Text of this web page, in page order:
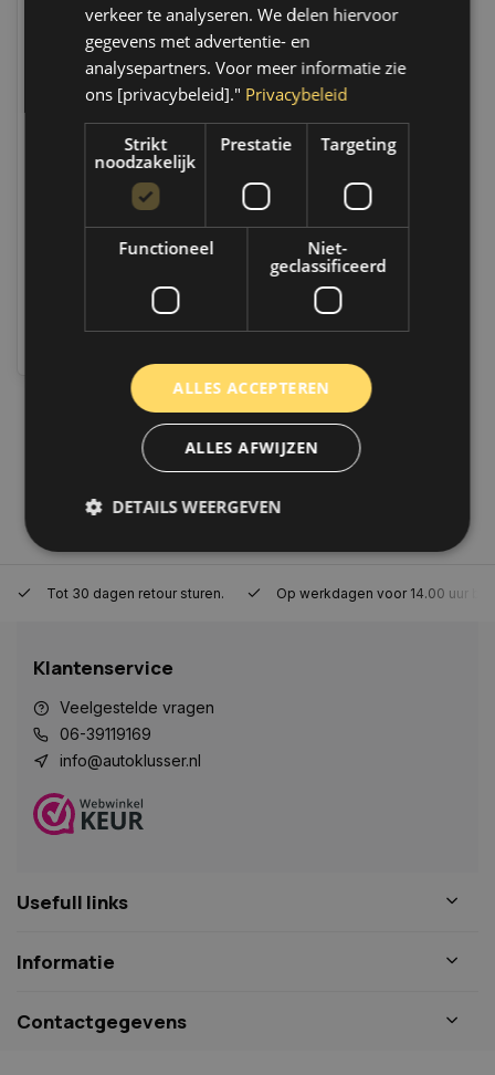
C5 Premium Synthetisch
| 60 Liter | 05060C5
Indien voorradig, verzending
binnen 2 a 3 werkdagen.
Boven de 50,- gratis
Tot 30 dagen retour sturen. Op werkdagen voor 14.00 uur
Klantenservice
Veelgestelde vragen
06-39119169
info@autoklusser.nl
Usefull links
Informatie
Contactgegevens
verkeer te analyseren. We delen hiervoor
gegevens met advertentie- en
analysepartners. Voor meer informatie zie
ons [privacybeleid]." Privacybeleid
Strikt
noodzakelijk
Prestatie Targeting
Functioneel
Niet-
geclassificeerd
ALLES ACCEPTEREN
ALLES AFWIJZEN
DETAILS WEERGEVEN
Strikt noodzakelijk Prestatie
Targeting
Strikt noodzakelijke cookies maken de
gebruikersaanmelding en accountbeheer. De
website kan niet goed worden gebruikt zonder de
strikt noodzakelijke cookies.
Naam
COOKIELAW_STATS
53